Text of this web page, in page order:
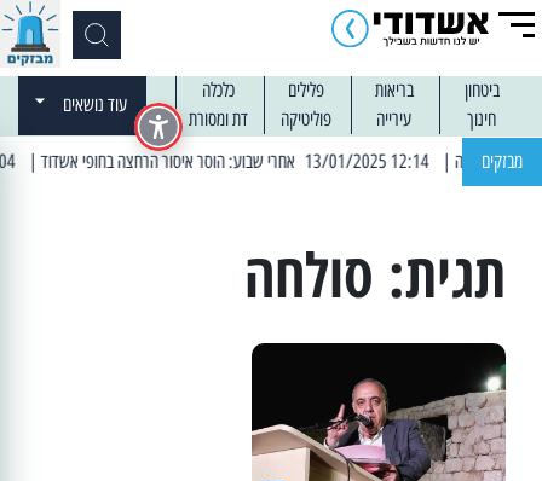
ביטחון בריאות פלילים
כלכלה
חינוך
עירייה פוליטיקה דת ומסורת
עוד נושאים
מבזקים | 12:14 13/01/2025 אחרי שבוע: הוסר איסור הרחצה בחופי אשדוד | 13:04 14/01/2025 עובדים בלילות: עבודות קרצוף וריבוד אספלט
תגית: סולחה